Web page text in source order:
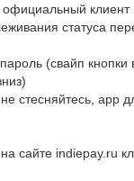
официальный
статуса
(свайп кнопки
стесняйтесь, app
сайте indiepay.ru